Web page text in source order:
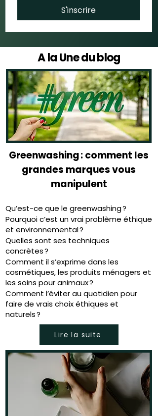
S'inscrire
A la Une du blog
Greenwashing : comment les
grandes marques vous
manipulent
Qu’est-ce que le greenwashing ?
Pourquoi c’est un vrai problème éthique
et environnemental ?
Quelles sont ses techniques
concrètes ?
Comment il s’exprime dans les
cosmétiques, les produits ménagers et
les soins pour animaux ?
Comment l’éviter au quotidien pour
faire de vrais choix éthiques et
naturels ?
Lire la suite